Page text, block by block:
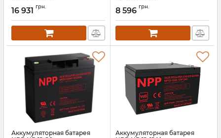
16 931 грн. 8 596 грн.
Аккумуляторная батарея
Аккумуляторная батарея